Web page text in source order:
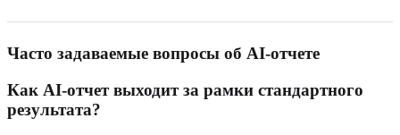
Часто задаваемые вопросы об AI-отчете
Как AI-отчет выходит за рамки стандартного
результата?